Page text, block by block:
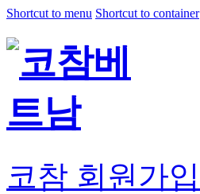
Shortcut to menu Shortcut to container
코참 회원가